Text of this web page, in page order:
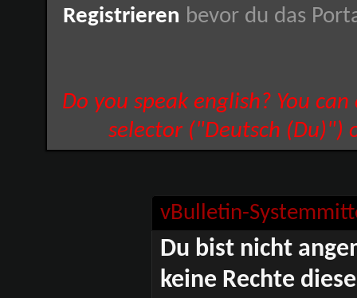
Registrieren bevor du das
Do you speak english? You
selector ("Deutsch (Du)")
vBulletin-
Du bist nicht
keine Rechte